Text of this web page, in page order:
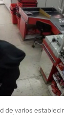
de varios